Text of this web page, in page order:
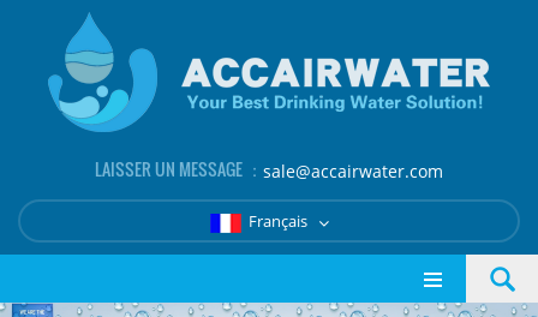
LAISSER UN MESSAGE ： sale@accairwater.com
Français